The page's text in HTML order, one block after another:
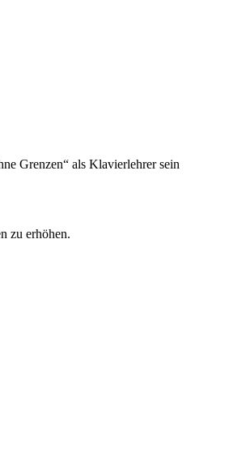
Grenzen“ als Klavierlehrer sein
zu erhöhen.